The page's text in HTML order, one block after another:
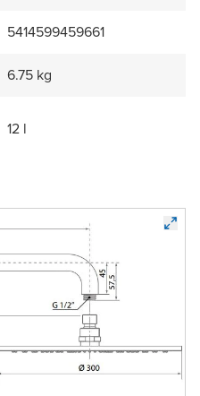
5414599459661
6.75 kg
12 l